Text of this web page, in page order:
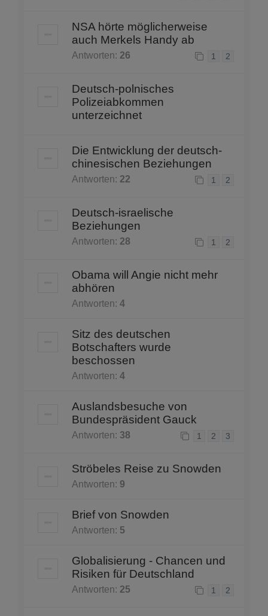
NSA hörte möglicherweise
auch Merkels Handy ab
Antworten: 26 1 2
Deutsch-polnisches
Polizeiabkommen
unterzeichnet
Die Entwicklung der deutsch-
chinesischen Beziehungen
Antworten: 22 1 2
Deutsch-israelische
Beziehungen
Antworten: 28 1 2
Obama will Angie nicht mehr
abhören
Antworten: 4
Sitz des deutschen
Botschafters wurde
beschossen
Antworten: 4
Auslandsbesuche von
Bundespräsident Gauck
Antworten: 38 1 2 3
Ströbeles Reise zu Snowden
Antworten: 9
Brief von Snowden
Antworten: 5
Globalisierung - Chancen und
Risiken für Deutschland
Antworten: 25 1 2